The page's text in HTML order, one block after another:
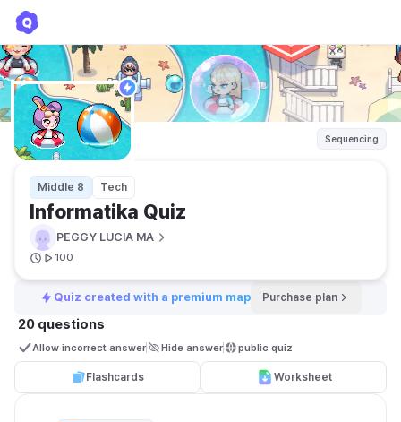
Sequencing
Middle 8 Tech
Informatika Quiz
PEGGY LUCIA MA
100
Quiz created with a premium map Purchase plan
20 questions
Allow incorrect answer Hide answer public quiz
Flashcards Worksheet